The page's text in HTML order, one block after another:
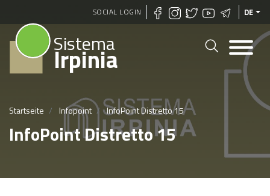
Direkt
zum
SOCIAL LOGIN DE
Sistema
Irpinia
Startseite Infopoint InfoPoint Distretto 15
InfoPoint Distretto 15